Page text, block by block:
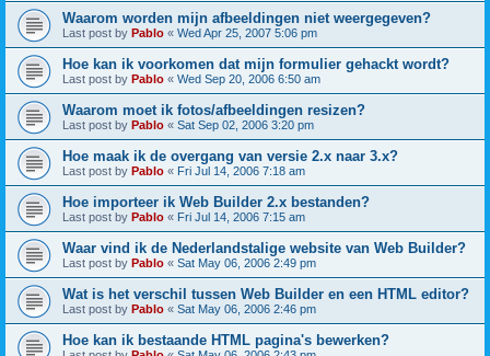
Waarom worden mijn afbeeldingen niet weergegeven?
Last post by Pablo « Wed Apr 25, 2007 5:06 pm
Hoe kan ik voorkomen dat mijn formulier gehackt wordt?
Last post by Pablo « Wed Sep 20, 2006 6:50 am
Waarom moet ik fotos/afbeeldingen resizen?
Last post by Pablo « Sat Sep 02, 2006 3:20 pm
Hoe maak ik de overgang van versie 2.x naar 3.x?
Last post by Pablo « Fri Jul 14, 2006 7:18 am
Hoe importeer ik Web Builder 2.x bestanden?
Last post by Pablo « Fri Jul 14, 2006 7:15 am
Waar vind ik de Nederlandstalige website van Web Builder?
Last post by Pablo « Sat May 06, 2006 2:49 pm
Wat is het verschil tussen Web Builder en een HTML editor?
Last post by Pablo « Sat May 06, 2006 2:46 pm
Hoe kan ik bestaande HTML pagina's bewerken?